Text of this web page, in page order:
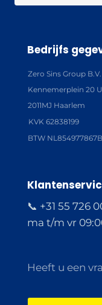
Bedrijfs
Zero Sins Group B.V.
Kennemerplein 20
2011MJ Haarlem
KVK 62838199
BTW
📞 +31 55 726
ma t/m vr
Heeft u een